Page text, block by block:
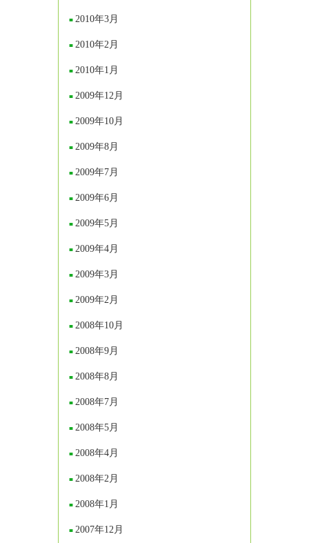
2010年3月
2010年2月
2010年1月
2009年12月
2009年10月
2009年8月
2009年7月
2009年6月
2009年5月
2009年4月
2009年3月
2009年2月
2008年10月
2008年9月
2008年8月
2008年7月
2008年5月
2008年4月
2008年2月
2008年1月
2007年12月